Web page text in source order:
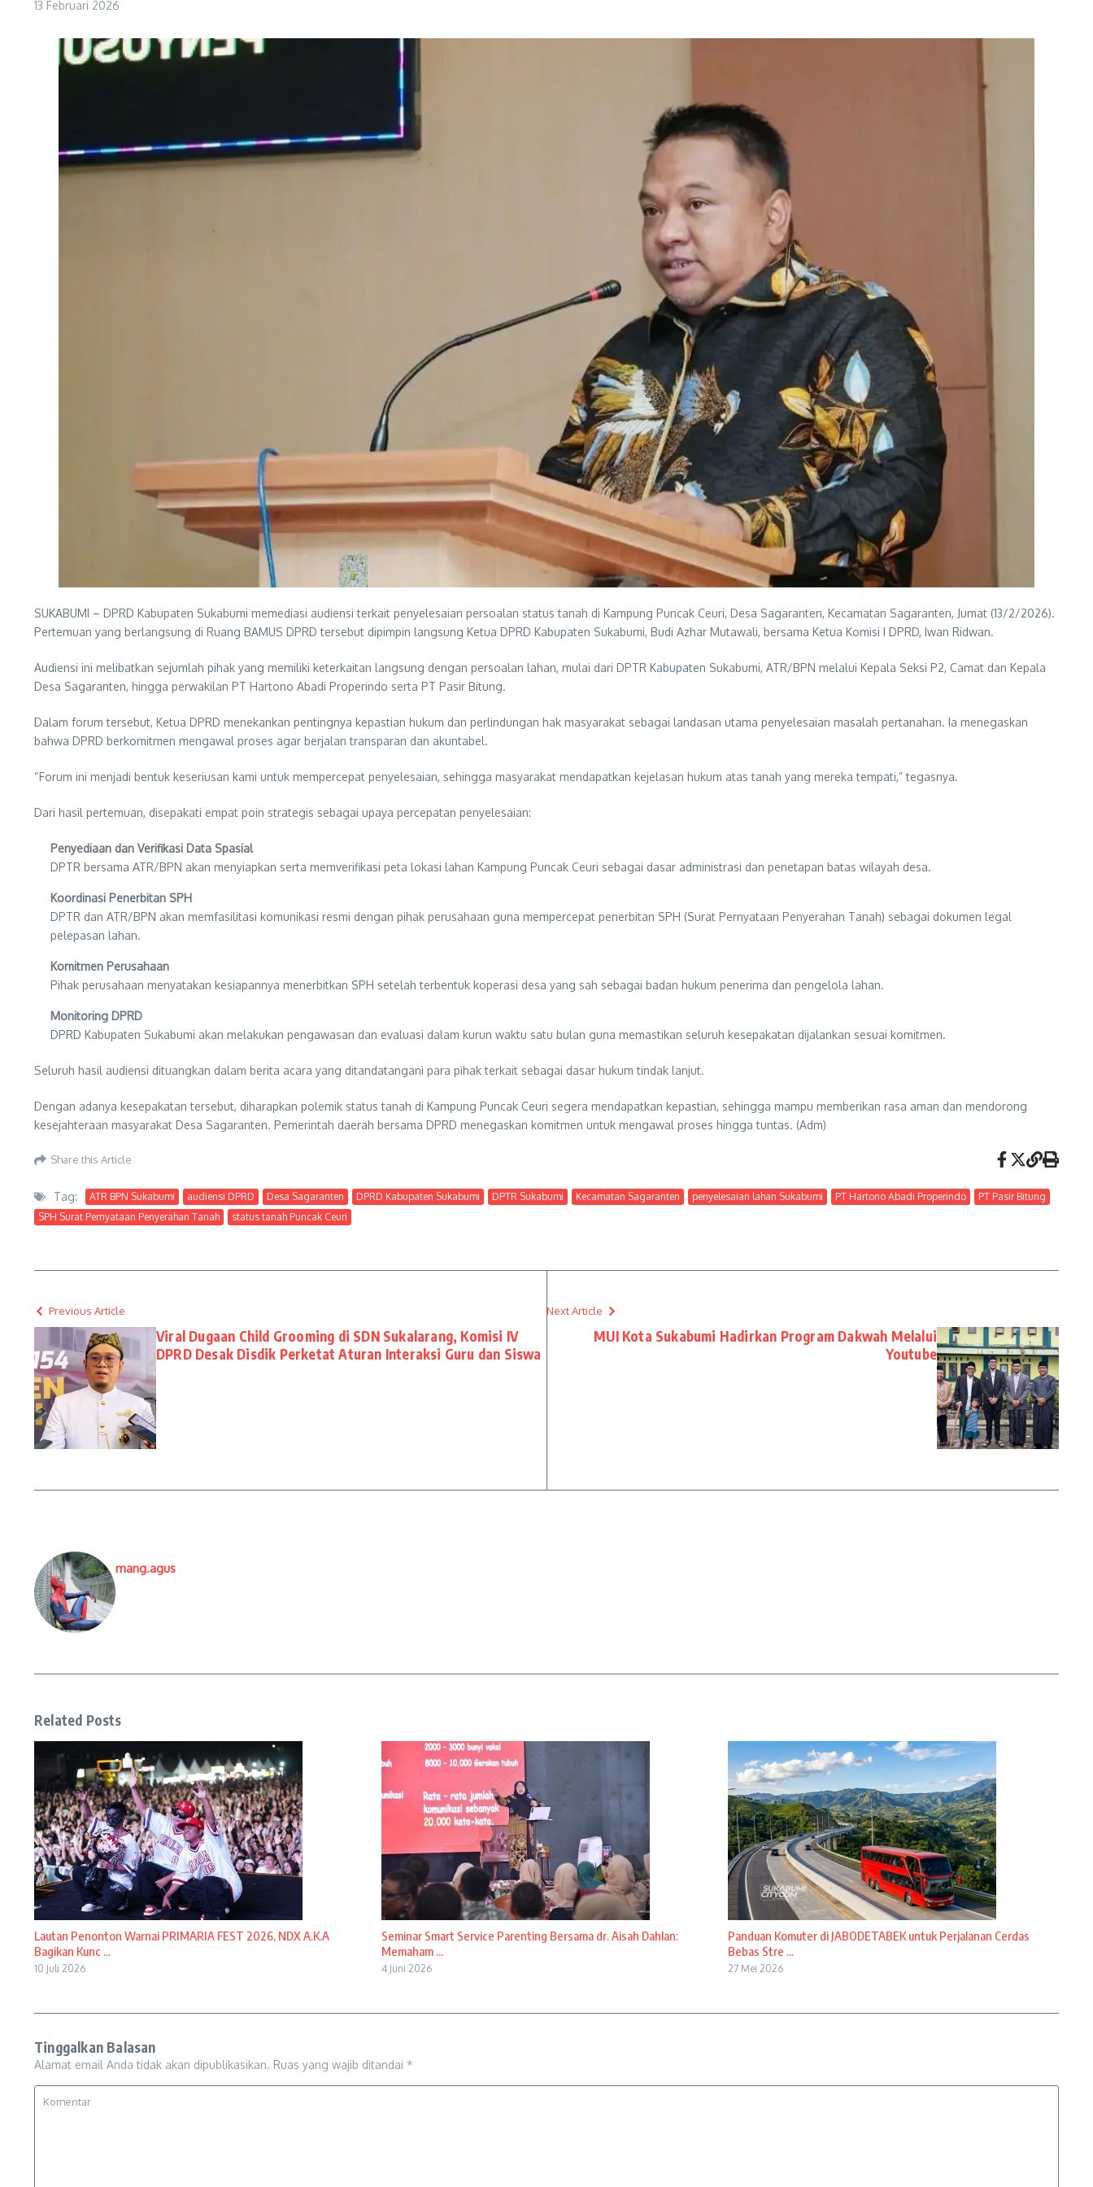
13 Februari 2026
SUKABUMI – DPRD Kabupaten Sukabumi memediasi audiensi terkait penyelesaian persoalan status tanah di Kampung Puncak Ceuri, Desa Sagaranten, Kecamatan Sagaranten, Jumat (13/2/2026).
Pertemuan yang berlangsung di Ruang BAMUS DPRD tersebut dipimpin langsung Ketua DPRD Kabupaten Sukabumi, Budi Azhar Mutawali, bersama Ketua Komisi I DPRD, Iwan Ridwan.
Audiensi ini melibatkan sejumlah pihak yang memiliki keterkaitan langsung dengan persoalan lahan, mulai dari DPTR Kabupaten Sukabumi, ATR/BPN melalui Kepala Seksi P2, Camat dan Kepala
Desa Sagaranten, hingga perwakilan PT Hartono Abadi Properindo serta PT Pasir Bitung.
Dalam forum tersebut, Ketua DPRD menekankan pentingnya kepastian hukum dan perlindungan hak masyarakat sebagai landasan utama penyelesaian masalah pertanahan. Ia menegaskan
bahwa DPRD berkomitmen mengawal proses agar berjalan transparan dan akuntabel.
“Forum ini menjadi bentuk keseriusan kami untuk mempercepat penyelesaian, sehingga masyarakat mendapatkan kejelasan hukum atas tanah yang mereka tempati,” tegasnya.
Dari hasil pertemuan, disepakati empat poin strategis sebagai upaya percepatan penyelesaian:
Penyediaan dan Verifikasi Data Spasial
DPTR bersama ATR/BPN akan menyiapkan serta memverifikasi peta lokasi lahan Kampung Puncak Ceuri sebagai dasar administrasi dan penetapan batas wilayah desa.
Koordinasi Penerbitan SPH
DPTR dan ATR/BPN akan memfasilitasi komunikasi resmi dengan pihak perusahaan guna mempercepat penerbitan SPH (Surat Pernyataan Penyerahan Tanah) sebagai dokumen legal
pelepasan lahan.
Komitmen Perusahaan
Pihak perusahaan menyatakan kesiapannya menerbitkan SPH setelah terbentuk koperasi desa yang sah sebagai badan hukum penerima dan pengelola lahan.
Monitoring DPRD
DPRD Kabupaten Sukabumi akan melakukan pengawasan dan evaluasi dalam kurun waktu satu bulan guna memastikan seluruh kesepakatan dijalankan sesuai komitmen.
Seluruh hasil audiensi dituangkan dalam berita acara yang ditandatangani para pihak terkait sebagai dasar hukum tindak lanjut.
Dengan adanya kesepakatan tersebut, diharapkan polemik status tanah di Kampung Puncak Ceuri segera mendapatkan kepastian, sehingga mampu memberikan rasa aman dan mendorong
kesejahteraan masyarakat Desa Sagaranten. Pemerintah daerah bersama DPRD menegaskan komitmen untuk mengawal proses hingga tuntas. (Adm)
Share this Article
Tag: ATR BPN Sukabumi audiensi DPRD Desa Sagaranten DPRD Kabupaten Sukabumi DPTR Sukabumi Kecamatan Sagaranten penyelesaian lahan Sukabumi PT Hartono Abadi Properindo
PT Pasir Bitung
SPH Surat Pernyataan Penyerahan Tanah
status tanah Puncak Ceuri
Previous Article
Viral Dugaan Child Grooming di SDN Sukalarang, Komisi IV
DPRD Desak Disdik Perketat Aturan Interaksi Guru dan Siswa
Next Article
MUI Kota Sukabumi Hadirkan Program Dakwah Melalui
Youtube
mang.agus
Related Posts
Lautan Penonton Warnai PRIMARIA FEST 2026, NDX A.K.A
Bagikan Kunc ...
10 Juli 2026
Seminar Smart Service Parenting Bersama dr. Aisah Dahlan:
Memaham ...
4 Juni 2026
Panduan Komuter di JABODETABEK untuk Perjalanan Cerdas
Bebas Stre ...
27 Mei 2026
Tinggalkan Balasan
Alamat email Anda tidak akan dipublikasikan. Ruas yang wajib ditandai *